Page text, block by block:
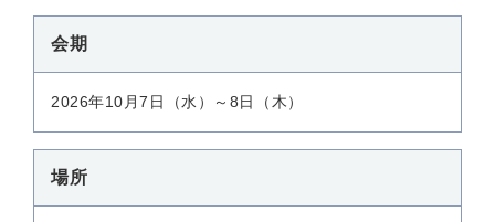
会期
2026年10月7日（水）～8日（木）
場所